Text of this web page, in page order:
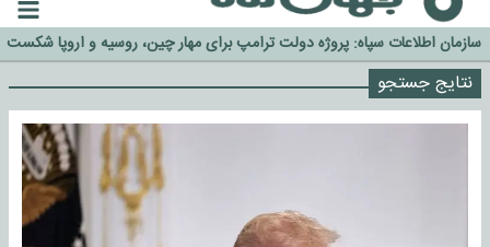
اخراج رسمی چهره نامدار از پرسپولیس
سازمان اطلاعات سپاه: پروژه دولت ترامپ برای مهار چین، روسیه و اروپا شکست
خورد
نتایج جستجو